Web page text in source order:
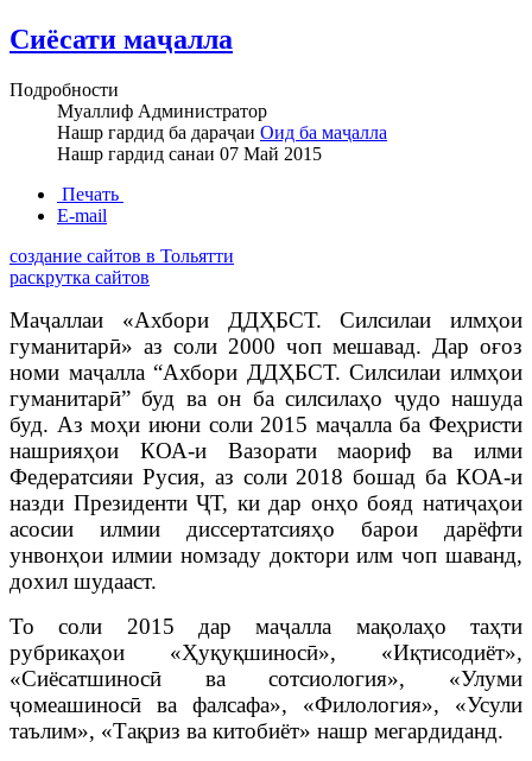
Сиёсати маҷалла
Подробности
Муаллиф Администратор
Нашр гардид ба дараҷаи Оид ба маҷалла
Нашр гардид санаи 07 Май 2015
Печать
E-mail
создание сайтов в Тольятти
раскрутка сайтов
Маҷаллаи «Ахбори ДДҲБСТ. Силсилаи илмҳои
гуманитарӣ» аз соли 2000 чоп мешавад. Дар оғоз
номи маҷалла “Ахбори ДДҲБСТ. Силсилаи илмҳои
гуманитарӣ” буд ва он ба силсилаҳо ҷудо нашуда
буд. Аз моҳи июни соли 2015 маҷалла ба Феҳристи
нашрияҳои КОА-и Вазорати маориф ва илми
Федератсияи Русия, аз соли 2018 бошад ба КОА-и
назди Президенти ҶТ, ки дар онҳо бояд натиҷаҳои
асосии илмии диссертатсияҳо барои дарёфти
унвонҳои илмии номзаду доктори илм чоп шаванд,
дохил шудааст.
То соли 2015 дар маҷалла мақолаҳо таҳти
рубрикаҳои «Ҳуқуқшиносӣ», «Иқтисодиёт»,
«Сиёсатшиносӣ ва сотсиология», «Улуми
ҷомеашиносӣ ва фалсафа», «Филология», «Усули
таълим», «Тақриз ва китобиёт» нашр мегардиданд.